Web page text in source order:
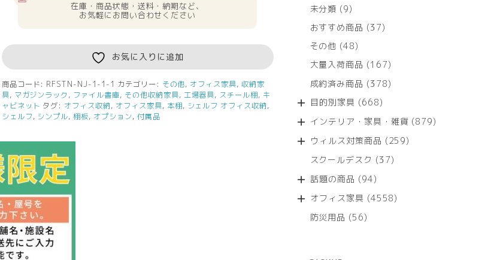
可
動
棚
シ
ェ
ル
用
棚
板
ナ
チ
ュ
ラ
ル
個
在庫・商品状態・送料・納期など、
お気軽にお問い合わせください
お気に入りに追加
商品コード: RFSTN-NJ-1-1-1 カテゴリー: その他, オフィス家具,収納家
具, マガジンラック , ファイル書庫, その他収納家具, 工場器具, スチール棚, キ
ャビネット タグ: オフィス収納, オフィス家具, 本棚, シェルフ オフィス収納,
シェルフ, シンプル,棚板, オプション, 付属品
商
未分類 99
の
商
おすすめ商品 3737
商
その他 4848
の
商
大量入荷商品 167167
の
成約済み商品 378378
商
目的別家具 668668
の
商
インテリア・家具・雑貨 879879
ウィルス対策商品 259259
スクールデスク 3737
商
話題の商品 9494
の
オフィス家具 45584558
防災用品 5656